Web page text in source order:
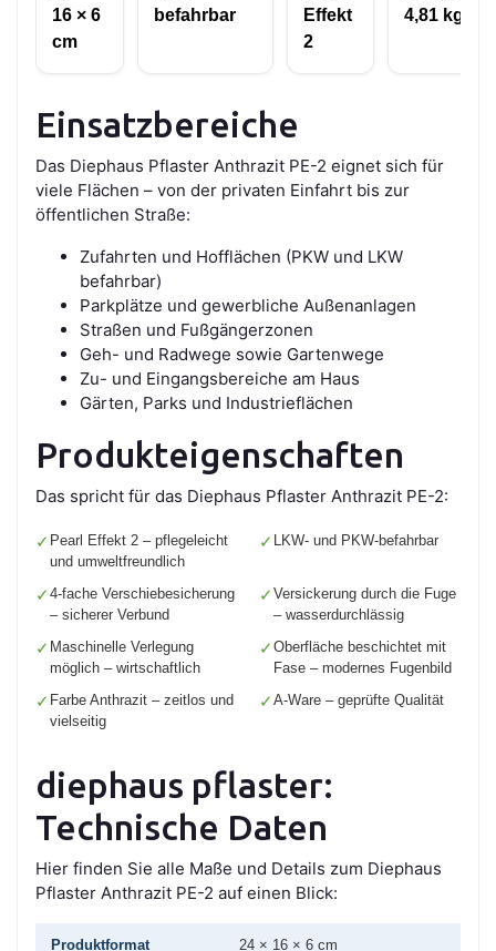
16 × 6
cm
befahrbar
Effekt
2
4,81 kg
Einsatzbereiche
Das Diephaus Pflaster Anthrazit PE-2 eignet sich für
viele Flächen – von der privaten Einfahrt bis zur
öffentlichen Straße:
Zufahrten und Hofflächen (PKW und LKW
befahrbar)
Parkplätze und gewerbliche Außenanlagen
Straßen und Fußgängerzonen
Geh- und Radwege sowie Gartenwege
Zu- und Eingangsbereiche am Haus
Gärten, Parks und Industrieflächen
Produkteigenschaften
Das spricht für das Diephaus Pflaster Anthrazit PE-2:
✓ Pearl Effekt 2 – pflegeleicht
und umweltfreundlich
✓ LKW- und PKW-befahrbar
✓ 4-fache Verschiebesicherung
– sicherer Verbund
✓ Versickerung durch die Fuge
– wasserdurchlässig
✓ Maschinelle Verlegung
möglich – wirtschaftlich
✓ Oberfläche beschichtet mit
Fase – modernes Fugenbild
✓ Farbe Anthrazit – zeitlos und
vielseitig
✓ A-Ware – geprüfte Qualität
diephaus pflaster:
Technische Daten
Hier finden Sie alle Maße und Details zum Diephaus
Pflaster Anthrazit PE-2 auf einen Blick:
Produktformat 24 × 16 × 6 cm